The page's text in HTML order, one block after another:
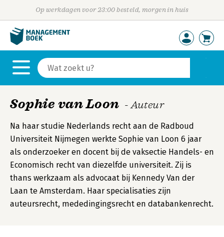
Op werkdagen voor 23:00 besteld, morgen in huis
Sophie van Loon - Auteur
Na haar studie Nederlands recht aan de Radboud
Universiteit Nijmegen werkte Sophie van Loon 6 jaar
als onderzoeker en docent bij de vaksectie Handels- en
Economisch recht van diezelfde universiteit. Zij is
thans werkzaam als advocaat bij Kennedy Van der
Laan te Amsterdam. Haar specialisaties zijn
auteursrecht, mededingingsrecht en databankenrecht.